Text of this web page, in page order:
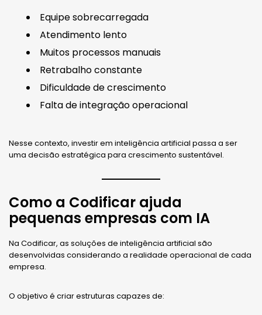
Equipe sobrecarregada
Atendimento lento
Muitos processos manuais
Retrabalho constante
Dificuldade de crescimento
Falta de integração operacional
Nesse contexto, investir em inteligência artificial passa a ser
uma decisão estratégica para crescimento sustentável.
Como a Codificar ajuda
pequenas empresas com IA
Na Codificar, as soluções de inteligência artificial são
desenvolvidas considerando a realidade operacional de cada
empresa.
O objetivo é criar estruturas capazes de: